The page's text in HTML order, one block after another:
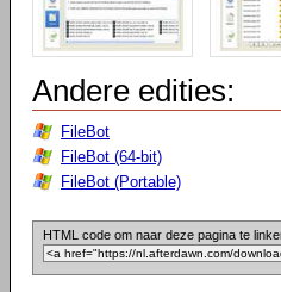
Andere edities:
FileBot
FileBot (64-bit)
FileBot (Portable)
HTML code om naar deze pagina te